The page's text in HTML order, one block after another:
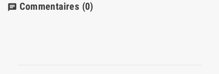
chat Commentaires (0)